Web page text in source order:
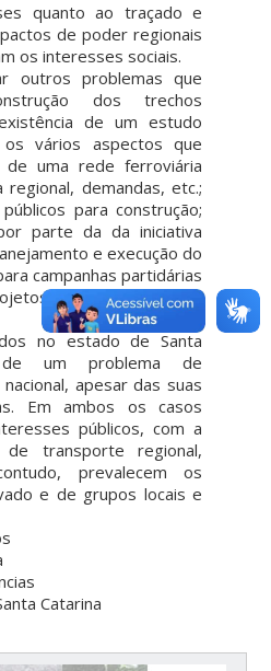
quanto ao traçado e
de poder regionais
os interesses sociais.
outros problemas que
dos trechos
de um estudo
vários aspectos que
de uma rede ferroviária
demandas, etc.;
para construção;
parte da da iniciativa
e execução do
campanhas partidárias
do governo e de
no estado de Santa
um problema de
apesar das suas
Em ambos os casos
públicos, com a
transporte regional,
prevalecem os
e de grupos locais e
Catarina